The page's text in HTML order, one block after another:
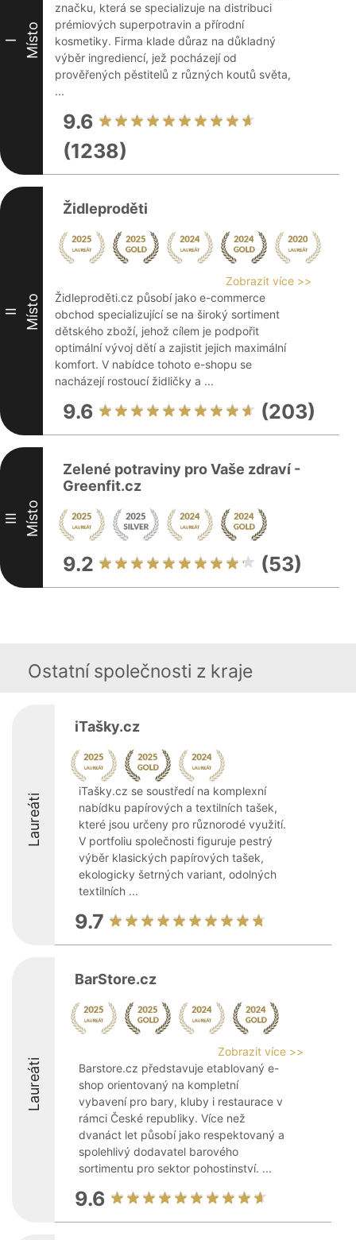
I Místo
značku, která se specializuje na distribuci
prémiových superpotravin a přírodní
kosmetiky. Firma klade důraz na důkladný
výběr ingrediencí, jež pocházejí od
prověřených pěstitelů z různých koutů světa,
...
9.6
(1238)
II Místo
Židleproděti
Zobrazit více >>
Židleproděti.cz působí jako e-commerce
obchod specializující se na široký sortiment
dětského zboží, jehož cílem je podpořit
optimální vývoj dětí a zajistit jejich maximální
komfort. V nabídce tohoto e-shopu se
nacházejí rostoucí židličky a ...
9.6 (203)
III Místo
Zelené potraviny pro Vaše zdraví -
Greenfit.cz
9.2 (53)
Ostatní společnosti z kraje
Laureáti
iTašky.cz
iTašky.cz se soustředí na komplexní
nabídku papírových a textilních tašek,
které jsou určeny pro různorodé využití.
V portfoliu společnosti figuruje pestrý
výběr klasických papírových tašek,
ekologicky šetrných variant, odolných
textilních ...
9.7
Laureáti
BarStore.cz
Zobrazit více >>
Barstore.cz představuje etablovaný e-
shop orientovaný na kompletní
vybavení pro bary, kluby i restaurace v
rámci České republiky. Více než
dvanáct let působí jako respektovaný a
spolehlivý dodavatel barového
sortimentu pro sektor pohostinství. ...
9.6